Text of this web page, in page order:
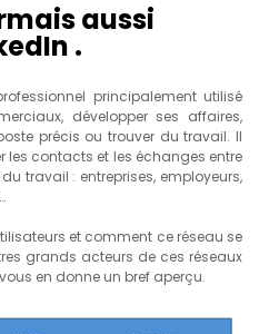
aussi
.
principalement utilisé
développer ses affaires,
précis ou trouver du travail. Il
les contacts et les échanges entre
travail : entreprises, employeurs,
et comment ce réseau se
grands acteurs de ces réseaux
en donne un bref aperçu.